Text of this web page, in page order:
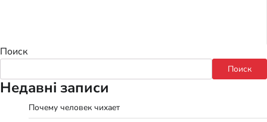
Поиск
Поиск
Недавні записи
Почему человек чихает